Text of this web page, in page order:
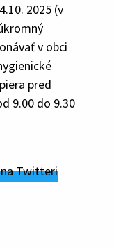
2025 (v
v obci
pred
9.00 do 9.30